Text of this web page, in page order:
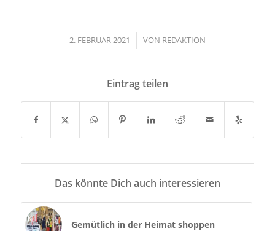
2. FEBRUAR 2021
/ VON REDAKTION
Eintrag teilen
Das könnte Dich auch interessieren
Gemütlich in der Heimat shoppen